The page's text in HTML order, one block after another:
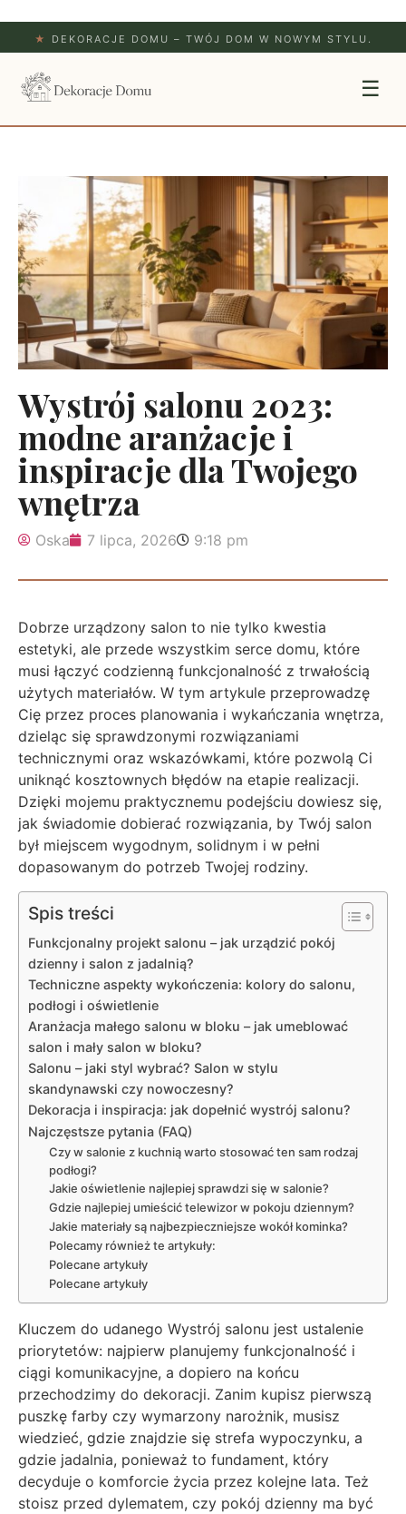
★ DEKORACJE DOMU – TWÓJ DOM W NOWYM STYLU.
☰
Wystrój salonu 2023:
modne aranżacje i
inspiracje dla Twojego
wnętrza
Oska 7 lipca, 2026 9:18 pm
Dobrze urządzony salon to nie tylko kwestia
estetyki, ale przede wszystkim serce domu, które
musi łączyć codzienną funkcjonalność z trwałością
użytych materiałów. W tym artykule przeprowadzę
Cię przez proces planowania i wykańczania wnętrza,
dzieląc się sprawdzonymi rozwiązaniami
technicznymi oraz wskazówkami, które pozwolą Ci
uniknąć kosztownych błędów na etapie realizacji.
Dzięki mojemu praktycznemu podejściu dowiesz się,
jak świadomie dobierać rozwiązania, by Twój salon
był miejscem wygodnym, solidnym i w pełni
dopasowanym do potrzeb Twojej rodziny.
Spis treści
Funkcjonalny projekt salonu – jak urządzić pokój
dzienny i salon z jadalnią?
Techniczne aspekty wykończenia: kolory do salonu,
podłogi i oświetlenie
Aranżacja małego salonu w bloku – jak umeblować
salon i mały salon w bloku?
Salonu – jaki styl wybrać? Salon w stylu
skandynawski czy nowoczesny?
Dekoracja i inspiracja: jak dopełnić wystrój salonu?
Najczęstsze pytania (FAQ)
Czy w salonie z kuchnią warto stosować ten sam rodzaj
podłogi?
Jakie oświetlenie najlepiej sprawdzi się w salonie?
Gdzie najlepiej umieścić telewizor w pokoju dziennym?
Jakie materiały są najbezpieczniejsze wokół kominka?
Polecamy również te artykuły:
Polecane artykuły
Polecane artykuły
Kluczem do udanego Wystrój salonu jest ustalenie
priorytetów: najpierw planujemy funkcjonalność i
ciągi komunikacyjne, a dopiero na końcu
przechodzimy do dekoracji. Zanim kupisz pierwszą
puszkę farby czy wymarzony narożnik, musisz
wiedzieć, gdzie znajdzie się strefa wypoczynku, a
gdzie jadalnia, ponieważ to fundament, który
decyduje o komforcie życia przez kolejne lata. Też
stoisz przed dylematem, czy pokój dzienny ma być